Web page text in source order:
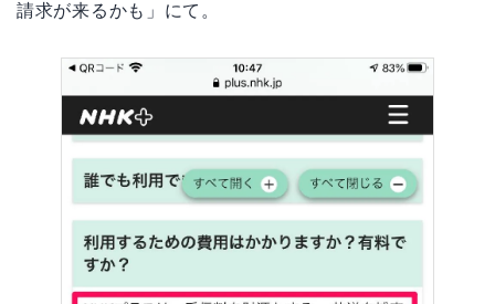
請求が来るかも」にて。